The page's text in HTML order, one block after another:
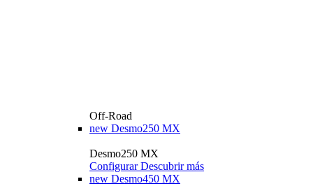
Off-Road
new Desmo250 MX
Desmo250 MX
Configurar Descubrir más
new Desmo450 MX